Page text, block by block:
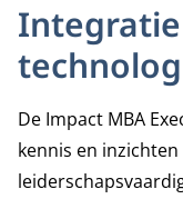
De Impact MBA
kennis en